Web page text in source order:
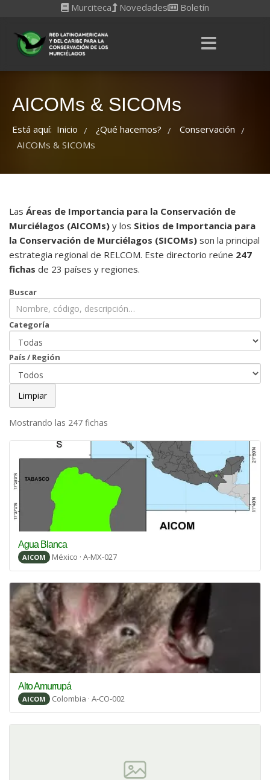
Murciteca Novedades Boletín
AICOMs & SICOMs
Está aquí: Inicio / ¿Qué hacemos? / Conservación /
AICOMs & SICOMs
Las Áreas de Importancia para la Conservación de
Murciélagos (AICOMs) y los Sitios de Importancia para
la Conservación de Murciélagos (SICOMs) son la principal
estrategia regional de RELCOM. Este directorio reúne 247
fichas de 23 países y regiones.
Buscar
Categoría
País / Región
Limpiar
Mostrando las 247 fichas
Agua Blanca
AICOM México · A-MX-027
Alto Amurrupá
AICOM Colombia · A-CO-002